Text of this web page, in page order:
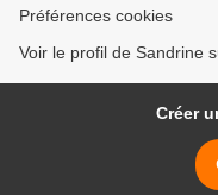
Préférences cookies
Voir le profil de Sandrine
Créer